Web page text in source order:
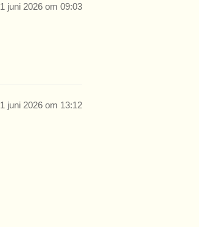
1 juni 2026 om 09:03
1 juni 2026 om 13:12